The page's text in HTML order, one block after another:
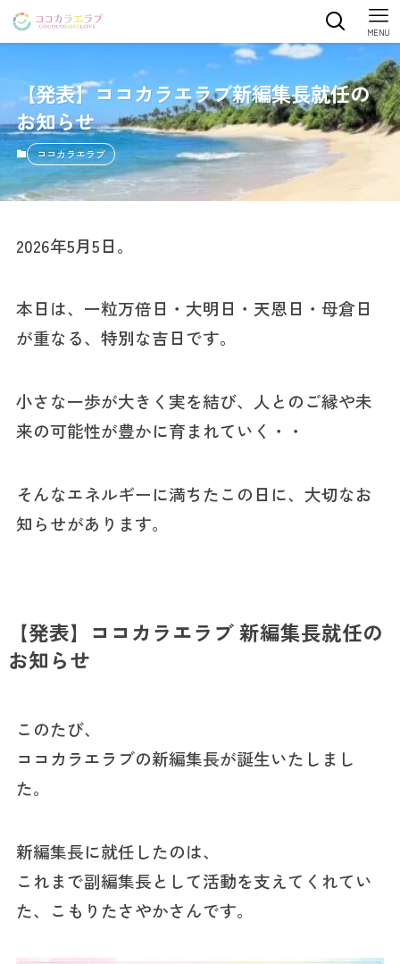
MENU
【発表】ココカラエラブ新編集長就任の
お知らせ
ココカラエラブ
2026年5月5日。
本日は、一粒万倍日・大明日・天恩日・母倉日
が重なる、特別な吉日です。
小さな一歩が大きく実を結び、人とのご縁や未
来の可能性が豊かに育まれていく・・
そんなエネルギーに満ちたこの日に、大切なお
知らせがあります。
【発表】ココカラエラブ 新編集長就任の
お知らせ
このたび、
ココカラエラブの新編集長が誕生いたしまし
た。
新編集長に就任したのは、
これまで副編集長として活動を支えてくれてい
た、こもりたさやかさんです。